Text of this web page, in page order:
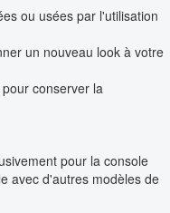
ou usées par l'utilisation
un nouveau look à votre
conserver la
pour la console
avec d'autres modèles de